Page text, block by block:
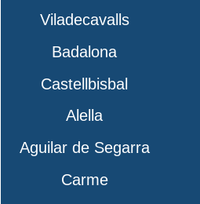
Viladecavalls
Badalona
Castellbisbal
Alella
Aguilar de Segarra
Carme